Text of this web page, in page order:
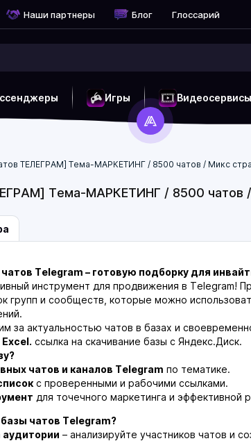
Наши партнеры Блог Глоссарий
Игры
ТЕЛЕГРАМ] Тема-МАРКЕТИНГ / 8500 чатов / Микс
Тема-МАРКЕТИНГ / 8500 чатов
чатов Telegram – готовую подборку для
инструмент для продвижения в Telegram!
групп и сообществ, которые можно
за актуальностью чатов в базах и
Excel. ссылка на скачивание базы с Яндекс.Диск.
чатов и каналов Telegram по тематике.
с проверенными и рабочими ссылками.
для точечного маркетинга и эффективной
чатов Telegram?
– анализируйте участников чатов и